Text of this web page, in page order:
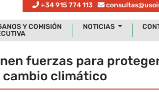
+34 915 774 113
Y COMISIÓN
NOTICIAS
fuerzas para
climático